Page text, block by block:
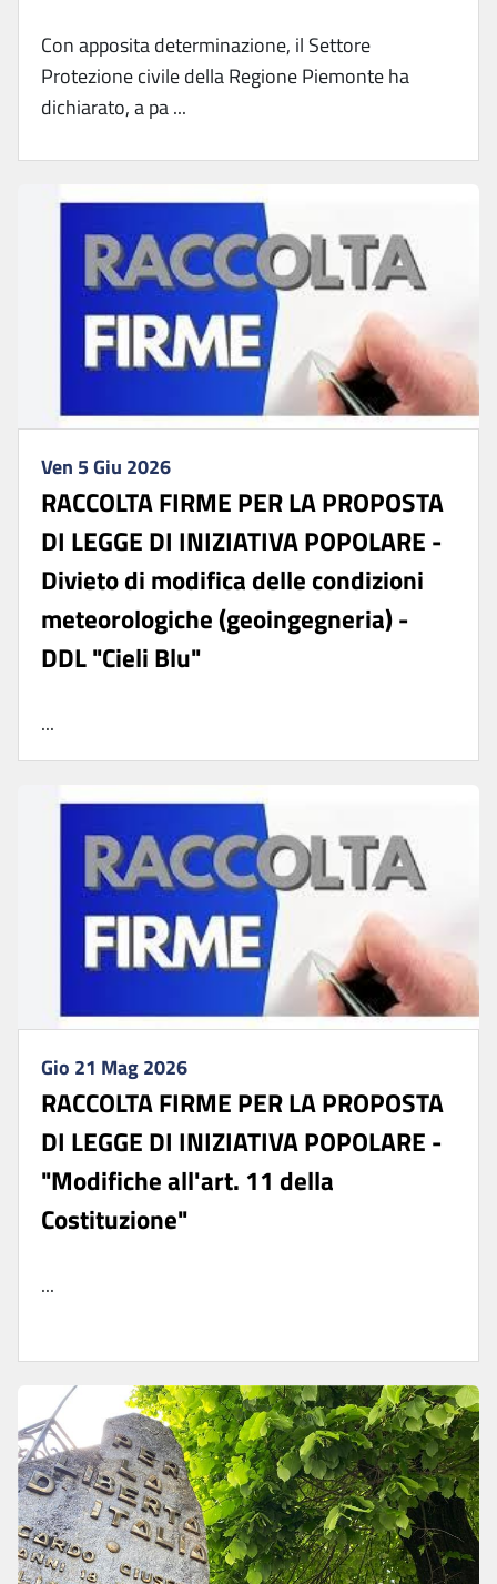
Con apposita determinazione, il Settore
Protezione civile della Regione Piemonte ha
dichiarato, a pa ...
Ven 5 Giu 2026
RACCOLTA FIRME PER LA PROPOSTA
DI LEGGE DI INIZIATIVA POPOLARE -
Divieto di modifica delle condizioni
meteorologiche (geoingegneria) -
DDL "Cieli Blu"
...
Gio 21 Mag 2026
RACCOLTA FIRME PER LA PROPOSTA
DI LEGGE DI INIZIATIVA POPOLARE -
"Modifiche all'art. 11 della
Costituzione"
...